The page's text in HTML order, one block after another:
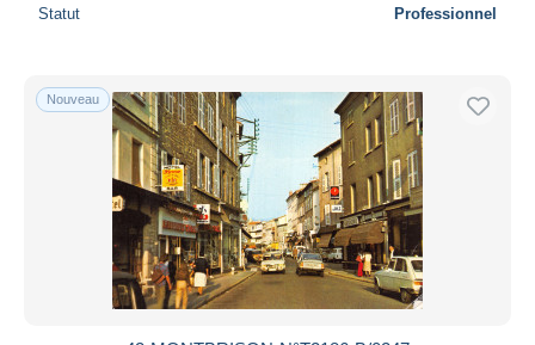
Statut Professionnel
Nouveau